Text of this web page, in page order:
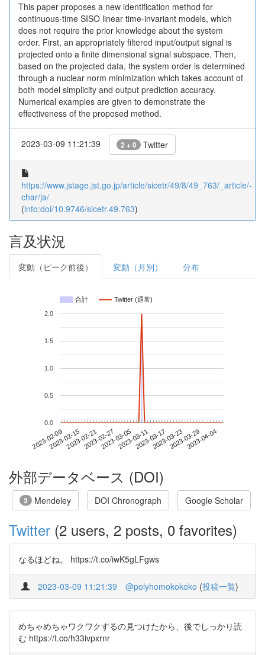
This paper proposes a new identification method for
continuous-time SISO linear time-invariant models, which
does not require the prior knowledge about the system
order. First, an appropriately filtered input/output signal is
projected onto a finite dimensional signal subspace. Then,
based on the projected data, the system order is determined
through a nuclear norm minimization which takes account of
both model simplicity and output prediction accuracy.
Numerical examples are given to demonstrate the
effectiveness of the proposed method.
2023-03-09 11:21:39 2 + 0 Twitter
https://www.jstage.jst.go.jp/article/sicetr/49/8/49_763/_article/-
char/ja/
(info:doi/10.9746/sicetr.49.763)
言及状況
変動（ピーク前後） 変動（月別） 分布
合計 Twitter (通常)
2023-02-092023-02-152023-02-212023-02-272023-03-052023-03-112023-03-172023-03-232023-03-292023-04-04
0.0
0.5
1.0
1.5
2.0
外部データベース (DOI)
3 Mendeley DOI Chronograph Google Scholar
Twitter (2 users, 2 posts, 0 favorites)
なるほどね。 https://t.co/iwK5gLFgws
2023-03-09 11:21:39 @polyhomokokoko (投稿一覧)
めちゃめちゃワクワクするの見つけたから、後でしっかり読
む https://t.co/h33ivpxrnr